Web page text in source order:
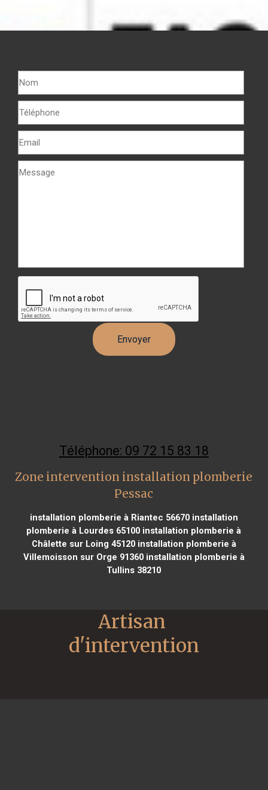
Téléphone: 09 72 15 83 18
Zone intervention installation plomberie
Pessac
installation plomberie à Riantec 56670installation
plomberie à Lourdes 65100 installation plomberie à
Châlette sur Loing 45120installation plomberie à
Villemoisson sur Orge 91360installation plomberie à
Tullins 38210
Artisan
d'intervention